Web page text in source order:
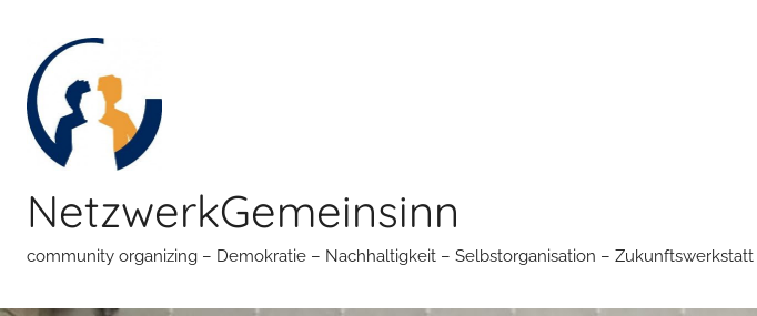
springen
NetzwerkGemeinsinn
community organizing – Demokratie – Nachhaltigkeit – Selbstorganisation – Zukunftswerkstatt